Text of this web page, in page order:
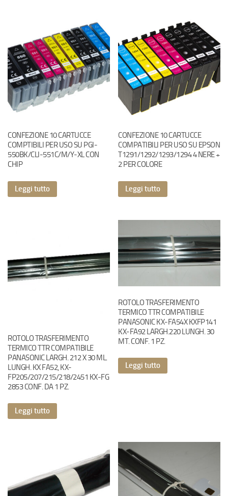
CONFEZIONE 10 CARTUCCE
COMPTIBILI PER USO SU PGI-
550BK/CLI-551C/M/Y-XL CON
CHIP
Leggi tutto
CONFEZIONE 10 CARTUCCE
COMPATIBILI PER USO SU EPSON
T1291/1292/1293/1294 4 NERE +
2 PER COLORE
Leggi tutto
ROTOLO TRASFERIMENTO
TERMICO TTR COMPATIBILE
PANASONIC LARGH. 212 X 30 ML.
LUNGH. KX FA52, KX-
FP205/207/215/218/2451 KX-FG
2853 CONF. DA 1 PZ.
Leggi tutto
ROTOLO TRASFERIMENTO
TERMICO TTR COMPATIBILE
PANASONIC KX-FA54X KXFP141
KX-FA92 LARGH.220 LUNGH. 30
MT. CONF. 1 PZ.
Leggi tutto